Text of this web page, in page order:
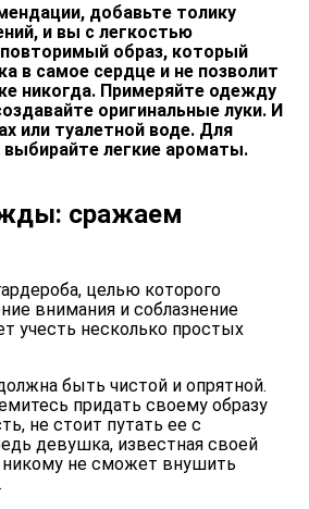
добавьте толику
и вы с легкостью
образ, который
в самое сердце и не позволит
никогда. Примеряйте одежду
оригинальные луки. И
или туалетной воде. Для
выбирайте легкие ароматы.
сражаем
целью которого
внимания и соблазнение
учесть несколько простых
быть чистой и опрятной.
придать своему образу
не стоит путать ее с
девушка, известная своей
никому не сможет внушить